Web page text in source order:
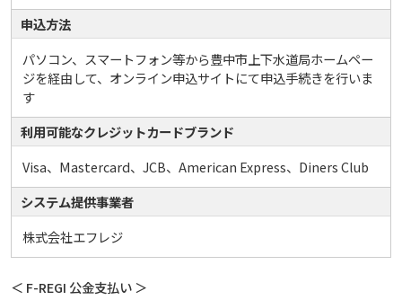
申込方法
パソコン、スマートフォン等から豊中市上下水道局ホームペー
ジを経由して、オンライン申込サイトにて申込手続きを行いま
す
利用可能なクレジットカードブランド
Visa、Mastercard、JCB、American Express、Diners Club
システム提供事業者
株式会社エフレジ
＜ F-REGI 公金支払い ＞